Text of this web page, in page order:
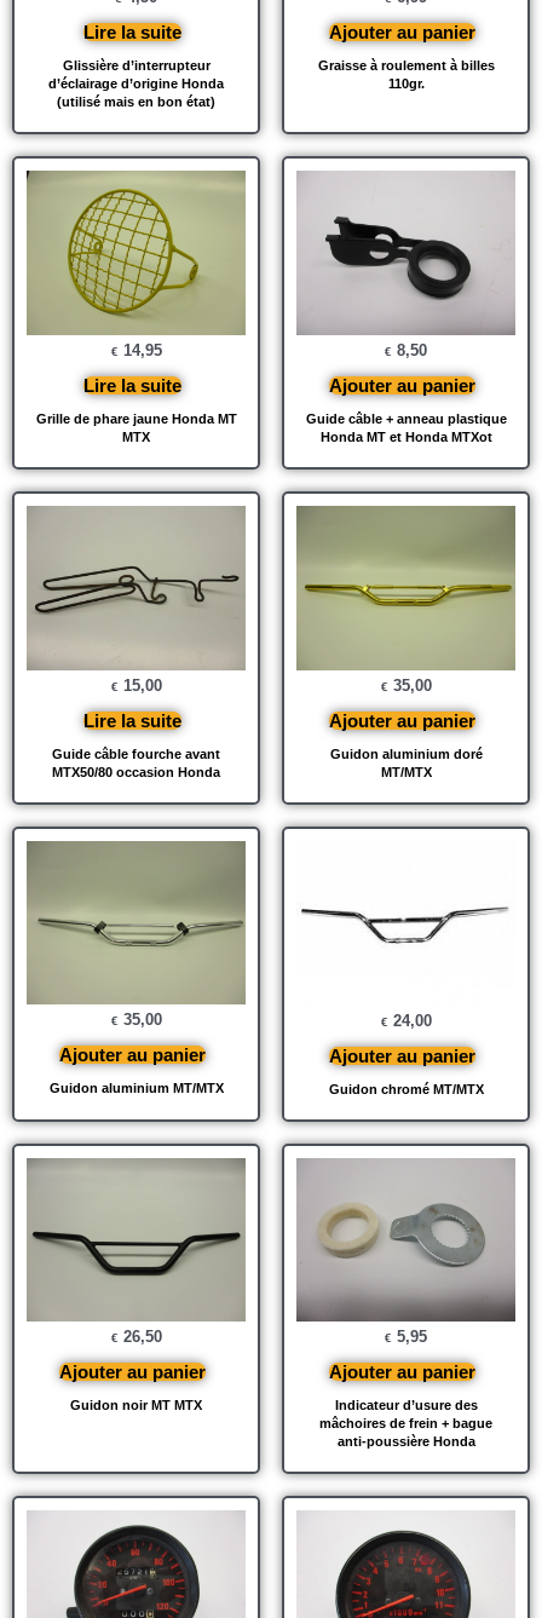
Glissière d’interrupteur
d’éclairage d’origine Honda
(utilisé mais en bon état)
Lire la suite
Graisse à roulement à billes
110gr.
Ajouter au panier
Grille de phare jaune Honda MT
MTX
€ 14,95
Lire la suite
Guide câble + anneau plastique
Honda MT et Honda MTXot
€ 8,50
Ajouter au panier
Guide câble fourche avant
MTX50/80 occasion Honda
€ 15,00
Lire la suite
Guidon aluminium doré
MT/MTX
€ 35,00
Ajouter au panier
Guidon aluminium MT/MTX
€ 35,00
Ajouter au panier
Guidon chromé MT/MTX
€ 24,00
Ajouter au panier
Guidon noir MT MTX
€ 26,50
Ajouter au panier
Indicateur d’usure des
mâchoires de frein + bague
anti-poussière Honda
€ 5,95
Ajouter au panier